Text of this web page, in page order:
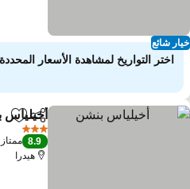
شائع
اختر التواريخ لمشاهدة الأسعار المحددة
مشاركة
أخيلياس
8.9 ممتاز
هيدرا